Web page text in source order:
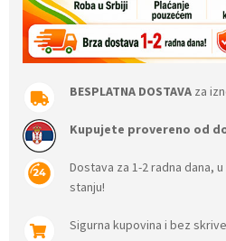
BESPLATNA DOSTAVA za
Kupujete provereno od
Dostava za 1-2 radna dana,
stanju!
Sigurna kupovina i bez